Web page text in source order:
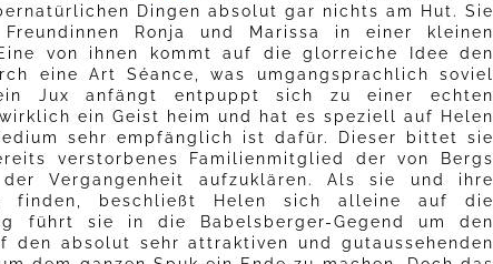
Dingen absolut gar nichts am Hut. Sie
Ronja und Marissa in einer kleinen
von ihnen kommt auf die glorreiche Idee den
eine Art Séance, was umgangsprachlich soviel
Jux anfängt entpuppt sich zu einer echten
ein Geist heim und hat es speziell auf Helen
sehr empfänglich ist dafür. Dieser bittet sie
verstorbenes Familienmitglied der von Bergs
Vergangenheit aufzuklären. Als sie und ihre
finden, beschließt Helen sich alleine auf die
führt sie in die Babelsberger-Gegend um den
den absolut sehr attraktiven und gutaussehenden